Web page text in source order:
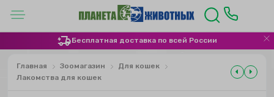
Бесплатная доставка по всей России
Главная Зоомагазин
Для кошек
Лакомства для кошек